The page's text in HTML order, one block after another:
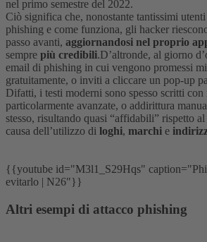
nel primo semestre del 2022.
Ciò significa che, nonostante tantissimi utenti
phishing e come funziona, gli hacker
passo avanti, aggiornandosi nel proprio
sempre più credibili.D’altronde, al giorno
email di phishing in cui vengono promessi
gratuitamente, o inviti a cliccare un pop-up
Difatti, i testi moderni sono spesso scritti
particolarmente avanzate, o addirittura
stesso, risultando quasi “affidabili” rispetto al
causa dell’utilizzo di loghi, marchi e
{{youtube id="M3l1_S29Hqs"
evitarlo | N26"}}
Altri esempi di attacco phishing